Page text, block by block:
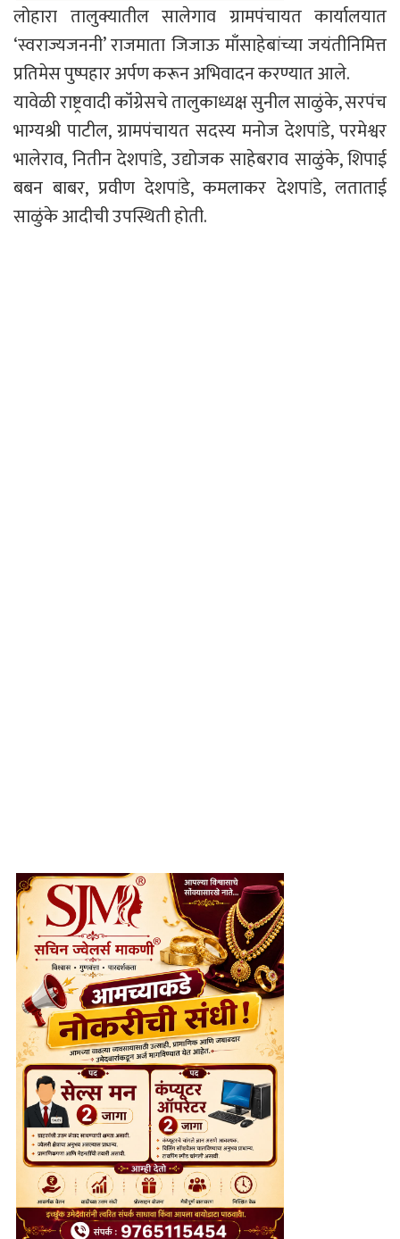
लोहारा तालुक्यातील सालेगाव ग्रामपंचायत कार्यालयात
‘स्वराज्यजननी’ राजमाता जिजाऊ माँसाहेबांच्या जयंतीनिमित्त
प्रतिमेस पुष्पहार अर्पण करून अभिवादन करण्यात आले.
यावेळी राष्ट्रवादी कॉंग्रेसचे तालुकाध्यक्ष सुनील साळुंके, सरपंच
भाग्यश्री पाटील, ग्रामपंचायत सदस्य मनोज देशपांडे, परमेश्वर
भालेराव, नितीन देशपांडे, उद्योजक साहेबराव साळुंके, शिपाई
बबन बाबर, प्रवीण देशपांडे, कमलाकर देशपांडे, लताताई
साळुंके आदीची उपस्थिती होती.